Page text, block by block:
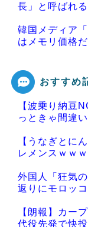
長」と呼ばれる
韓国メディア
はメモリ価格
Powered by
おすすめ
【波乗り納豆
っときゃ間違
【うなぎとに
レメンスｗｗ
外国人「狂気
返りにモロッ
【朗報】カー
代役先発で快